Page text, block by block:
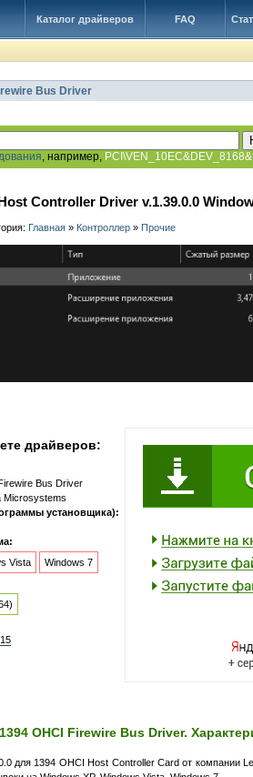
FAQ
Каталог драйверов
Bus Driver
, например,
Controller Driver v.1.39.0.0
Главная » Контроллер » Прочие
драйверов:
Bus Driver
Microsystems
установщика):
Vista
Windows 7
OHCI Firewire Bus Driver.
для 1394 OHCI Host Controller Card от компании